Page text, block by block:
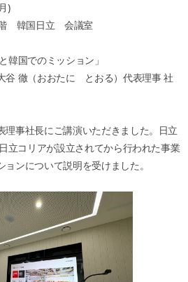
)
韓国日立 会議室
韓国でのミッション」
徹（おおたに とおる）代表理事 社
理事社長にご講演いただきました。日立
立コリアが設立されてから行われた事業
ンについて説明を受けました。